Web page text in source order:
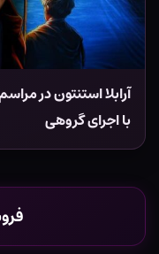
آرابلا استنتون در
با اجرای گروهی